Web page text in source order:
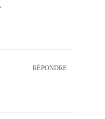
RÉPONDRE